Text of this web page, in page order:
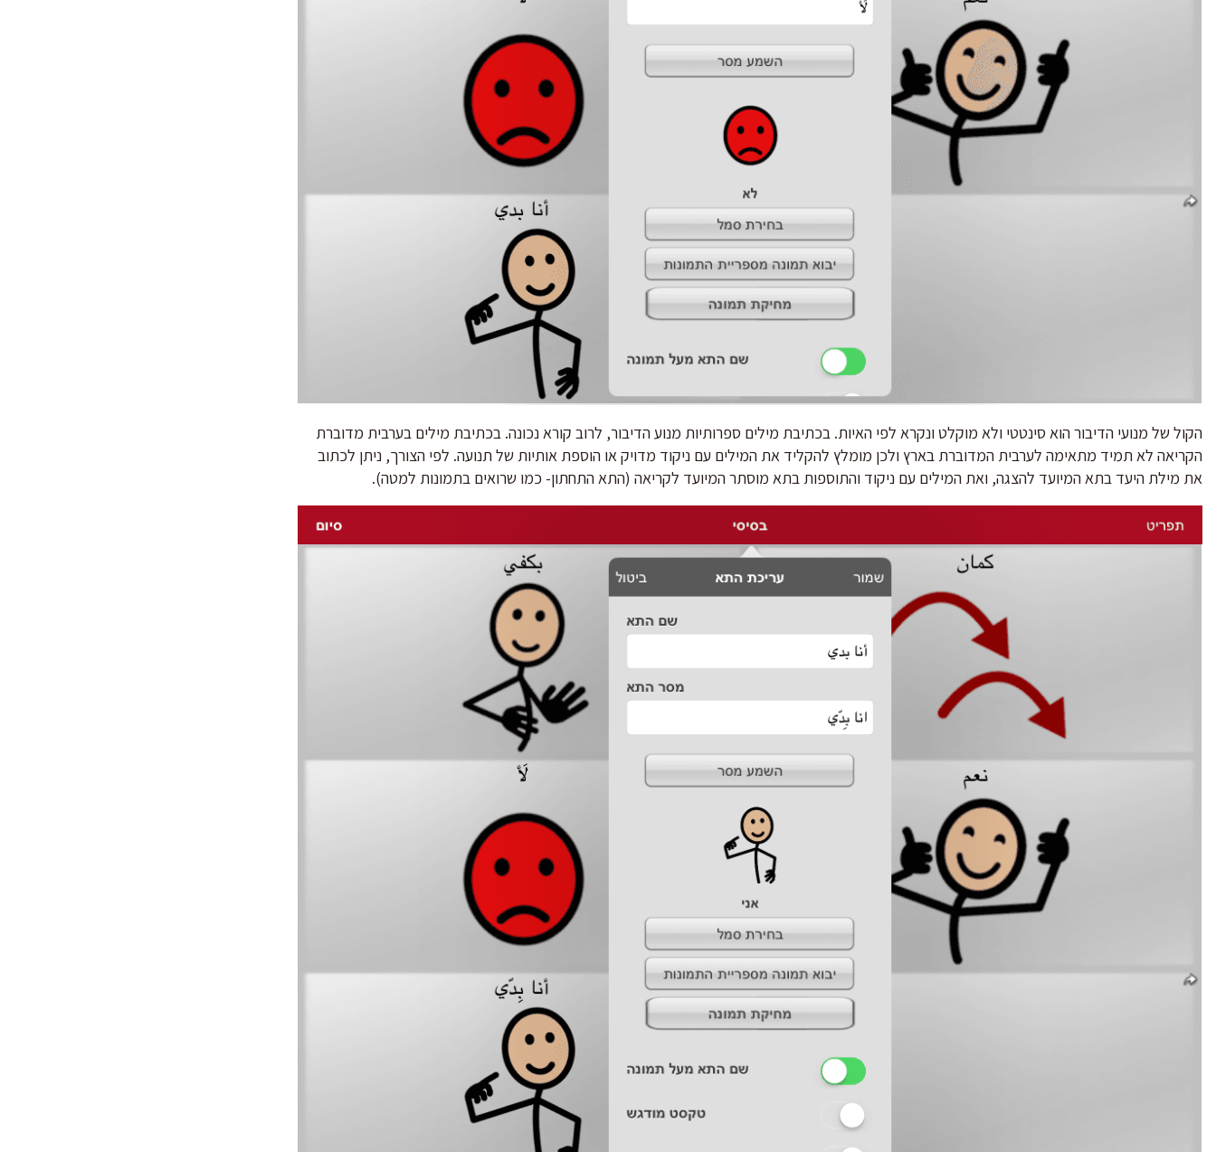
הקול של מנועי הדיבור הוא סינטטי ולא מוקלט ונקרא לפי האיות. בכתיבת מילים ספרותיות מנוע הדיבור, לרוב קורא נכונה. בכתיבת מילים בערבית מדוברת
הקריאה לא תמיד מתאימה לערבית המדוברת בארץ ולכן מומלץ להקליד את המילים עם ניקוד מדויק או הוספת אותיות של תנועה. לפי הצורך, ניתן לכתוב
את מילת היעד בתא המיועד להצגה, ואת המילים עם ניקוד והתוספות בתא מוסתר המיועד לקריאה (התא התחתון- כמו שרואים בתמונות למטה).